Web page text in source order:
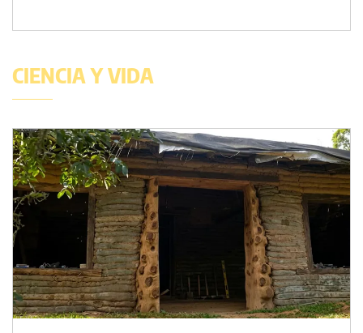
CIENCIA Y VIDA